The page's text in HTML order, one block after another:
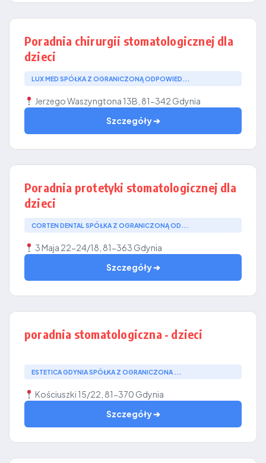
Poradnia chirurgii stomatologicznej dla
dzieci
LUX MED SPÓŁKA Z OGRANICZONĄ ODPOWIED...
Jerzego Waszyngtona 13B, 81-342 Gdynia
Szczegóły ➔
Poradnia protetyki stomatologicznej dla
dzieci
CORTEN DENTAL SPÓŁKA Z OGRANICZONĄ OD...
3 Maja 22-24/18, 81-363 Gdynia
Szczegóły ➔
poradnia stomatologiczna - dzieci
ESTETICA GDYNIA SPÓŁKA Z OGRANICZONA ...
Kościuszki 15/22, 81-370 Gdynia
Szczegóły ➔